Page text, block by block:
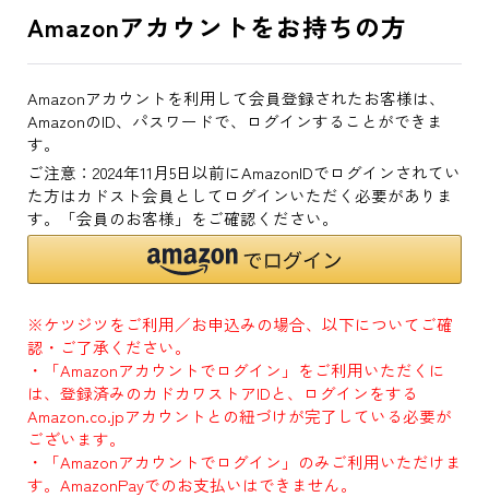
Amazonアカウントをお持ちの方
Amazonアカウントを利用して会員登録されたお客様は、
AmazonのID、パスワードで、ログインすることができま
す。
ご注意：2024年11月5日以前にAmazonIDでログインされてい
た方はカドスト会員としてログインいただく必要がありま
す。「会員のお客様」をご確認ください。
※ケツジツをご利用／お申込みの場合、以下についてご確
認・ご了承ください。
・「Amazonアカウントでログイン」をご利用いただくに
は、登録済みのカドカワストアIDと、ログインをする
Amazon.co.jpアカウントとの紐づけが完了している必要が
ございます。
・「Amazonアカウントでログイン」のみご利用いただけま
す。AmazonPayでのお支払いはできません。